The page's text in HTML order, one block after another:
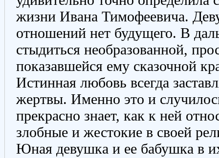
жизни Ивана Тимофеевича.
отношений нет будущего. В
стыдиться необразованной,
показавшейся ему сказочной
Истинная любовь всегда
жертвы. Именно это и
прекрасно знает, как к ней
злобные и жестокие в своей
Юная девушка и ее бабушка в